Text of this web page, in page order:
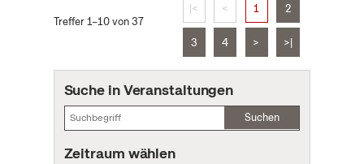
Treffer 1–10 von 37
|< < 1 2
3 4 > >|
Suche in Veranstaltungen
Suchen
Zeitraum wählen